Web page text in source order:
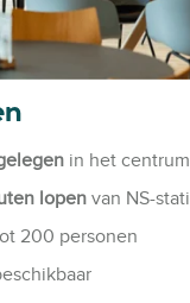
in het
lopen van NS-
200 personen